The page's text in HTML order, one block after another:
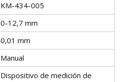
KM-434-005
0-12,7 mm
0,01 mm
Manual
Dispositivo de medición de